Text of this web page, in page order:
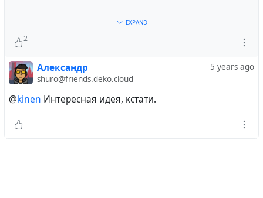
Протокол Hypercore комбинирует технологии
блокчейна и BitTorrent. Как и при использовании
BitTorrent посетители загружают файлы сайта и
начинают участвовать в их раздаче. Основным
отличием Hypercore является возможность изменения
файлов без создания нового URL. Для создания своего
сайта достаточно подготовить необходимый
разместить ссылку на это окружение, доступ к
EXPAND
2
5 years ago
Александр
shuro@friends.deko.cloud
@kinen Интересная идея, кстати.